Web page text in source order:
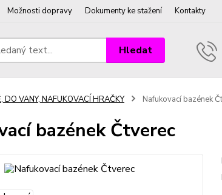
Možnosti dopravy Dokumenty ke stažení Kontakty
Hledat
DO VANY, NAFUKOVACÍ HRAČKY Nafukovací bazének
bazének Čtverec